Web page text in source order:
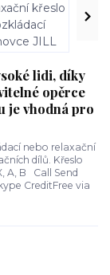
lidi, díky
opěrce
je vhodná pro
nebo relaxační
dílů. Křeslo
B Call Send
CreditFree via